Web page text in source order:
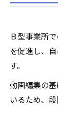
Ｂ型事業所
を促進し、
す。
動画編集の
いるため、